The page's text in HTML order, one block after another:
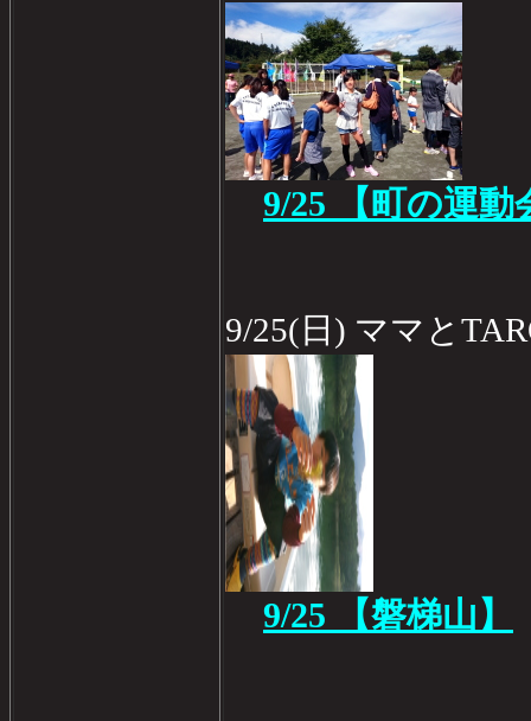
9/25 【町の運動
9/25(日) ママと
9/25 【磐梯山】